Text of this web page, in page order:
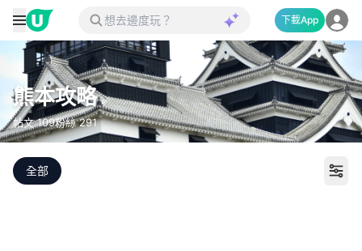
下載App
熊本攻略
帖文109粉絲291
全部 打